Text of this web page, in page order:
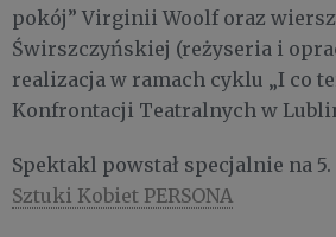
pokój” Virginii Woolf oraz
Świrszczyńskiej (reżyseria i
realizacja w ramach cyklu „I co
Konfrontacji Teatralnych w
Spektakl powstał specjalnie na 5.
Sztuki Kobiet PERSONA